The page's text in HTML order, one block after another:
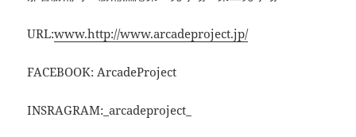
URL:www.http://www.arcadeproject.jp/
FACEBOOK: ArcadeProject
INSRAGRAM:_arcadeproject_